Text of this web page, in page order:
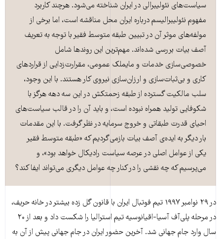
سیاست‌های نئولیبرالی در ایران شناخته می‌شود. هرچند کاربرد
مفهوم نئولیبرالیسم درباره ایران محل مناقشه است، اما برخی از
مولفه‌های موثر آن در تبیین طبقه متوسط فقیر با توجه به تعریف
آصف بیات بررسی شده‌اند. مهم‌ترین این روندها شامل
خصوصی‌سازی خدمات و مایملک عمومی، مقرارت‌زدایی از قراردهای
کاری و بی‌ثبات‌سازی و ارزان‌سازی نیروی کار هستند. با این وجود،
سلب مالکیت گسترده از طبقه زحمتکش در این سه دهه هرگز با
شکوفایی تولید همراه نبوده است، و باید آن را در قالب سیاست‌های
احیای قدرت طبقاتی و خروج سرمایه در نظر گرفت. با این مقدمات
بار دیگر به ایده‌ی آصف بیات بازمی‌گردیم که «طبقه متوسط فقیر
یکی از عوامل اصلی در عرصه سیاست رادیکال خواهد بود»، و
می‌پرسیم که چه نقشی را در کنار چه عوامل دیگری می‌تواند ایفا کند؟
در ۲۹ نوامبر ۱۹۹۷ تیم فوتبال ایران با قانون گل زده بیشتر در خانه حریف،
در مرحله پلی‌آف آسیا-اقیانوسیه تیم استرالیا را شکست داد و بعد از ۲۰
سال وارد جام جهانی شد. آخرین حضور ایران در جام جهانی پیش از آن به